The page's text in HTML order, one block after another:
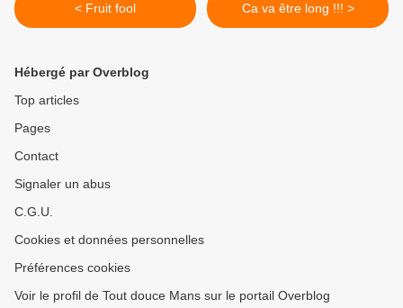
< Fruit fool Ca va être long !!! >
Hébergé par Overblog
Top articles
Pages
Contact
Signaler un abus
C.G.U.
Cookies et données personnelles
Préférences cookies
Voir le profil de Tout douce Mans sur le portail Overblog